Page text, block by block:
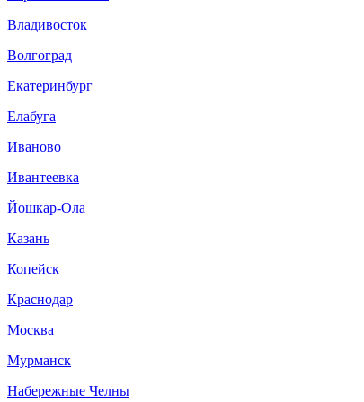
Владивосток
Волгоград
Екатеринбург
Елабуга
Иваново
Ивантеевка
Йошкар-Ола
Казань
Копейск
Краснодар
Москва
Мурманск
Набережные Челны